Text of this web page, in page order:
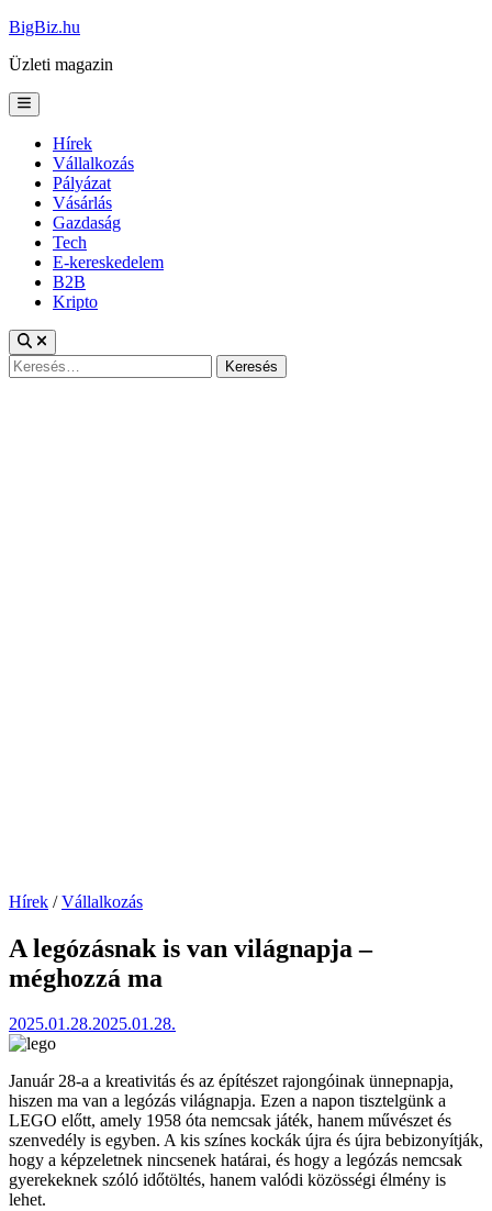
Skip
content
BigBiz.hu
Üzleti magazin
Main
Menu
Hírek
Vállalkozás
Pályázat
Vásárlás
Gazdaság
Tech
E-kereskedelem
B2B
Kripto
Keresés:
Posted
Hírek /Vállalkozás
A legózásnak is van világnapja –
méghozzá ma
2025.01.28.2025.01.28.
Január 28-a a kreativitás és az építészet rajongóinak ünnepnapja,
hiszen ma van a legózás világnapja. Ezen a napon tisztelgünk a
LEGO előtt, amely 1958 óta nemcsak játék, hanem művészet és
szenvedély is egyben. A kis színes kockák újra és újra bebizonyítják,
hogy a képzeletnek nincsenek határai, és hogy a legózás nemcsak
gyerekeknek szóló időtöltés, hanem valódi közösségi élmény is
lehet.